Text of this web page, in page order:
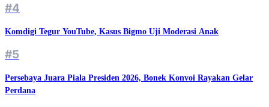
#4
Komdigi Tegur YouTube, Kasus Bigmo Uji Moderasi Anak
#5
Persebaya Juara Piala Presiden 2026, Bonek Konvoi Rayakan Gelar
Perdana